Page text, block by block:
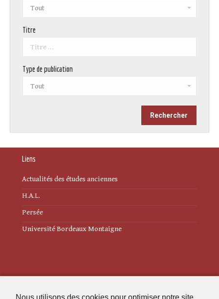
Nous utilisons des cookies pour optimiser notre site
Titre
Type de publication
Liens
Actualités des études anciennes
H.A.L.
Persée
Université Bordeaux Montaigne